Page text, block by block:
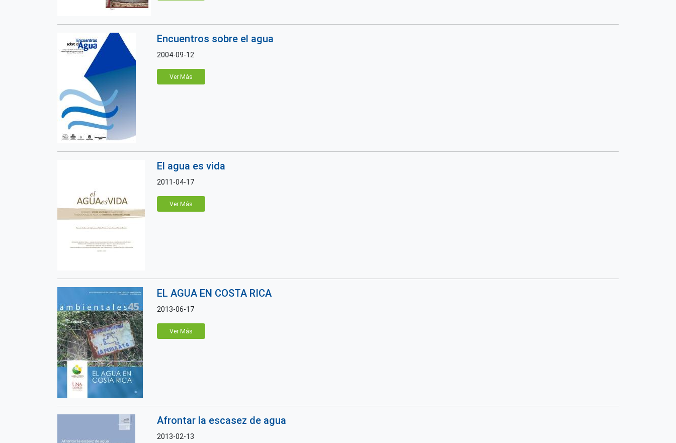
Encuentros sobre el agua
2004-09-12
Ver Más
El agua es vida
2011-04-17
Ver Más
EL AGUA EN COSTA RICA
2013-06-17
Ver Más
Afrontar la escasez de agua
2013-02-13